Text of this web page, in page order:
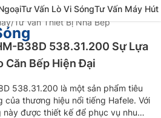
Tư Vấn Lò Vi SóngTư Vấn Máy Hút
/Tư Vấn Thiết Bị Nhà Bếp
B38D 538.31.200 Sự Lựa
Căn Bếp Hiện Đại
538.31.200 là một sản phẩm tiêu
của thương hiệu nổi tiếng Hafele. Với
được thiết kế để phục vụ nhu